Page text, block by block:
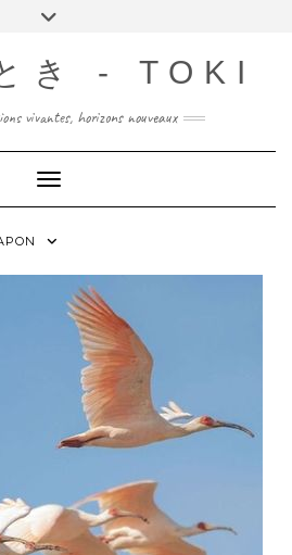
き - TOKI
vivantes, horizons nouveaux
Toggle Navigation